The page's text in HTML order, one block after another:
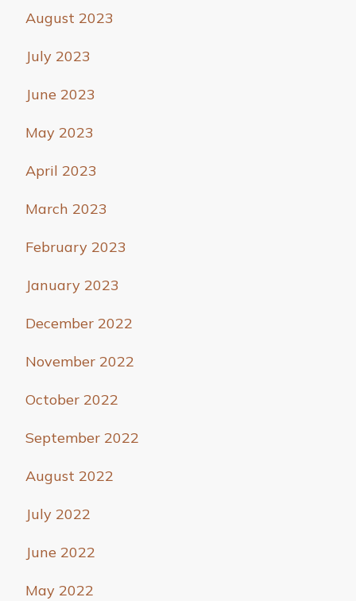
August 2023
July 2023
June 2023
May 2023
April 2023
March 2023
February 2023
January 2023
December 2022
November 2022
October 2022
September 2022
August 2022
July 2022
June 2022
May 2022